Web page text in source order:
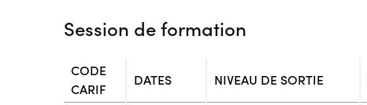
Session de formation
CODE
CARIF
DATES NIVEAU DE SORTIE